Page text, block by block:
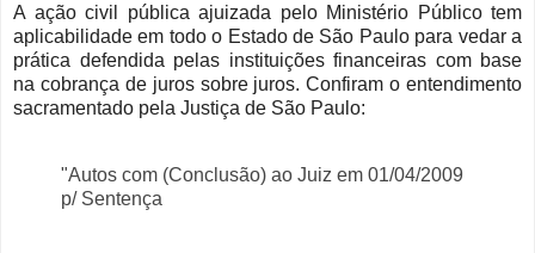
A ação civil pública ajuizada pelo Ministério Público tem
aplicabilidade em todo o Estado de São Paulo para vedar a
prática defendida pelas instituições financeiras com base
na cobrança de juros sobre juros. Confiram o entendimento
sacramentado pela Justiça de São Paulo:
"Autos com (Conclusão) ao Juiz em 01/04/2009
p/ Sentença